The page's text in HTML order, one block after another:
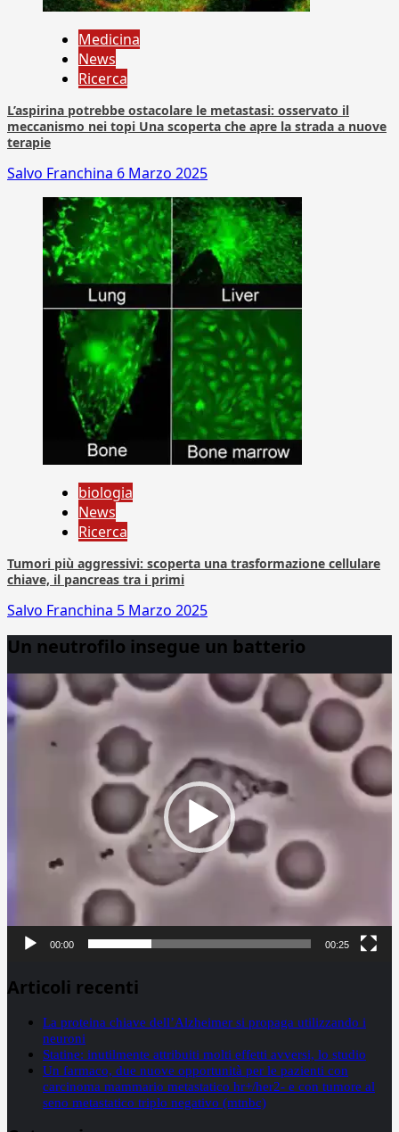
Medicina
News
Ricerca
L’aspirina potrebbe ostacolare le metastasi: osservato il
meccanismo nei topi Una scoperta che apre la strada a nuove
terapie
Salvo Franchina 6 Marzo 2025
biologia
News
Ricerca
Tumori più aggressivi: scoperta una trasformazione cellulare
chiave, il pancreas tra i primi
Salvo Franchina 5 Marzo 2025
Un neutrofilo insegue un batterio
Player
00:00 00:25
Articoli recenti
La proteina chiave dell’Alzheimer si propaga utilizzando i
neuroni
Statine: inutilmente attribuiti molti effetti avversi, lo studio
Un farmaco, due nuove opportunità per le pazienti con
carcinoma mammario metastatico hr+/her2- e con tumore al
seno metastatico triplo negativo (mtnbc)